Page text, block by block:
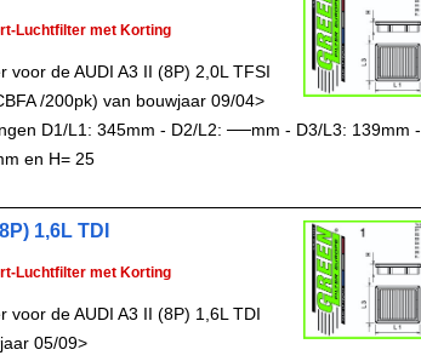
Luchtfilter met Korting
voor de AUDI A3 II (8P) 2,0L TFSI
/200pk) van bouwjaar 09/04>
D1/L1: 345mm - D2/L2: ──mm - D3/L3: 139mm -
en H= 25
1,6L TDI
Luchtfilter met Korting
voor de AUDI A3 II (8P) 1,6L TDI
05/09>